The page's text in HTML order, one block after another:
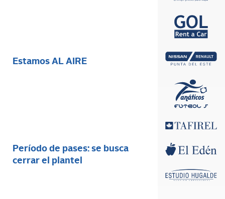
Estamos AL AIRE
Período de pases: se busca
cerrar el plantel